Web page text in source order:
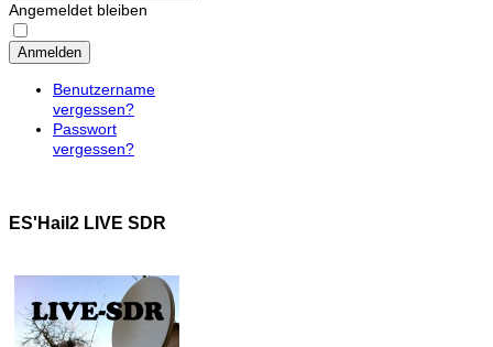
Angemeldet bleiben
Anmelden
Benutzername
vergessen?
Passwort
vergessen?
ES'Hail2 LIVE SDR